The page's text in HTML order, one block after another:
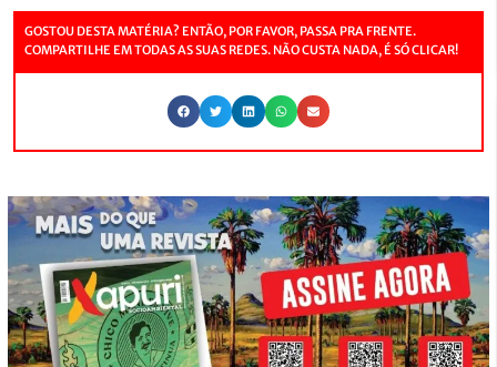
GOSTOU DESTA MATÉRIA? ENTÃO, POR FAVOR, PASSA PRA FRENTE.
COMPARTILHE EM TODAS AS SUAS REDES. NÃO CUSTA NADA, É SÓ CLICAR!